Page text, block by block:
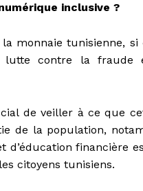
inclusive ?
monnaie tunisienne,
lutte contre la fraude
de veiller à ce que
de la population,
d’éducation financière
citoyens tunisiens.